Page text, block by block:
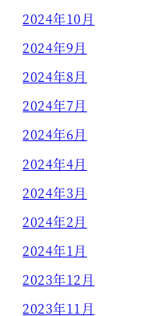
2024年10月
2024年9月
2024年8月
2024年7月
2024年6月
2024年4月
2024年3月
2024年2月
2024年1月
2023年12月
2023年11月